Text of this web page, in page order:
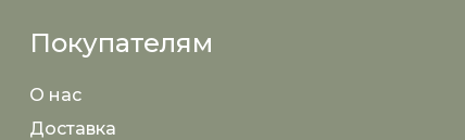
Покупателям
О нас
Доставка